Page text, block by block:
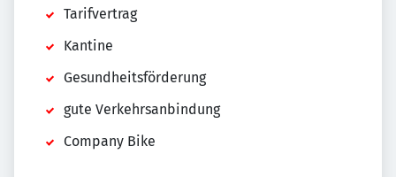
Tarifvertrag
Kantine
Gesundheitsförderung
gute Verkehrsanbindung
Company Bike